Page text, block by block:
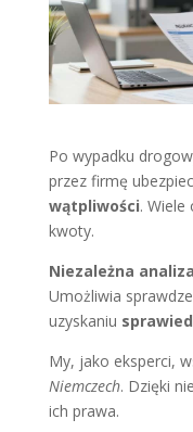
Po wypadku
przez firmę
wątpliwości.
kwoty.
Niezależna analiza
Umożliwia
uzyskaniu
My, jako eksperci,
Niemczech. Dzięki
ich prawa.